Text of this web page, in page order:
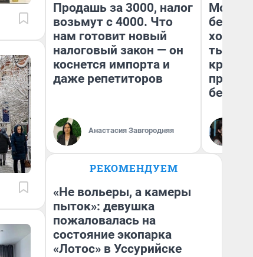
Продашь за 3000, налог
возьмут с 4000. Что
нам готовит новый
налоговый закон — он
коснется импорта и
даже репетиторов
Анастасия Завгородняя
Мой
хотела
тысяч,
РЕКОМЕНДУЕМ
«Не вольеры, а камеры
пыток»: девушка
пожаловалась на
состояние экопарка
«Лотос» в Уссурийске